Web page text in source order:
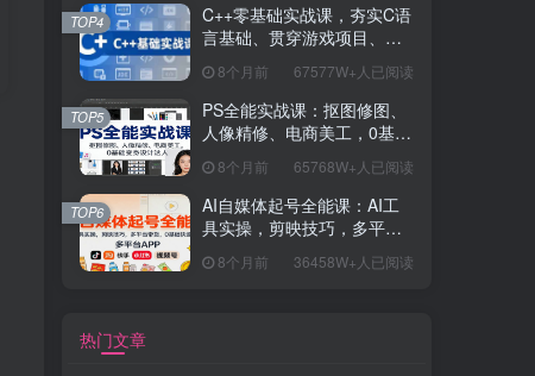
C++零基础实战课，夯实C语
言基础、贯穿游戏项目、掌
薪15K+岗位
8个月前 67577W+人已阅读
TOP4
PS全能实战课：抠图修图、
人像精修、电商美工，0基础
8个月前 65768W+人已阅读
TOP5
AI自媒体起号全能课：AI工
具实操，剪映技巧，多平台
8个月前 36458W+人已阅读
TOP6
热门文章